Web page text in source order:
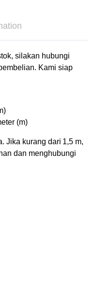
silakan hubungi
Kami siap
(m)
Jika kurang dari 1,5 m,
dan menghubungi